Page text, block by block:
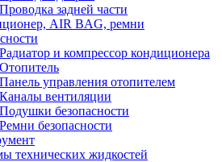
Проводка задней части
AIR BAG, ремни
Радиатор и компрессор кондиционера
Отопитель
Панель управления отопителем
Каналы вентиляции
Подушки безопасности
Ремни безопасности
технических жидкостей